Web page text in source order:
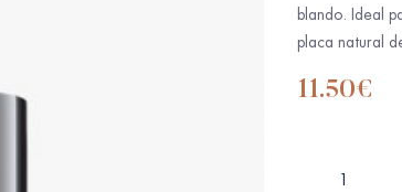
blando. Ideal
placa natural
11.50€